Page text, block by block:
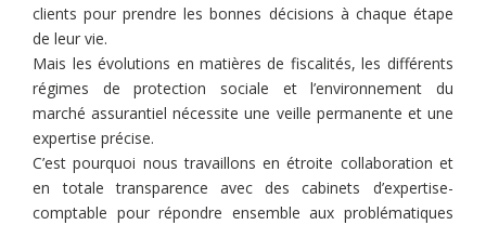
clients pour prendre les bonnes décisions à chaque étape
de leur vie.
Mais les évolutions en matières de fiscalités, les différents
régimes de protection sociale et l’environnement du
marché assurantiel nécessite une veille permanente et une
expertise précise.
C’est pourquoi nous travaillons en étroite collaboration et
en totale transparence avec des cabinets d’expertise-
comptable pour répondre ensemble aux problématiques